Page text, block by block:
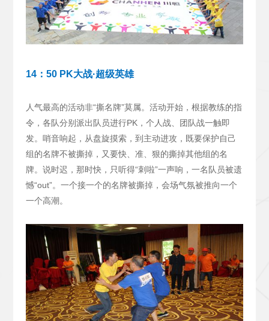
14：50 PK大战·超级英雄
人气最高的活动非“撕名牌”莫属。活动开始，根据教练的指
令，各队分别派出队员进行PK，个人战、团队战一触即
发。哨音响起，从盘旋摸索，到主动进攻，既要保护自己
组的名牌不被撕掉，又要快、准、狠的撕掉其他组的名
牌。说时迟，那时快，只听得“刺啦”一声响，一名队员被遗
憾“out”。一个接一个的名牌被撕掉，会场气氛被推向一个
一个高潮。